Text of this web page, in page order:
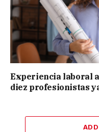
Experiencia laboral
diez profesionistas